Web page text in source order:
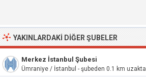
YAKINLARDAKI DIĞER ŞUBELER
Merkez İstanbul Şubesi
Ümraniye / İstanbul - şubeden 0.1 km uzakta